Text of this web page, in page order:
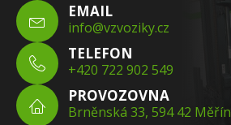
EMAIL
info@vzvoziky.cz
TELEFON
+420 722 902 549
PROVOZOVNA
Brněnská 33, 594 42 Měřín